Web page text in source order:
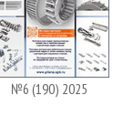
№6 (190) 2025